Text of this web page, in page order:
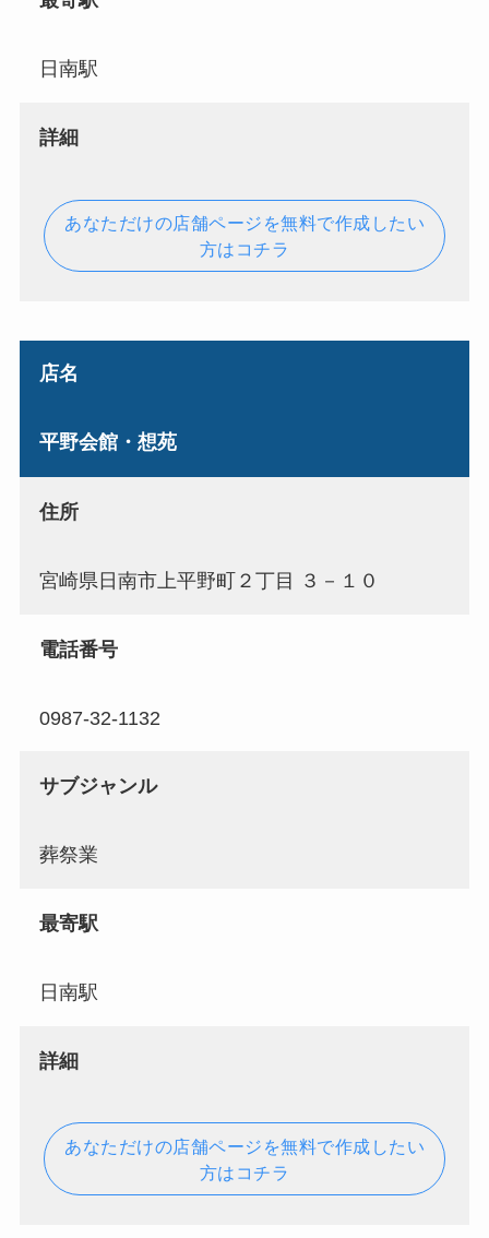
日南駅
詳細
あなただけの店舗ページを無料で作成したい
方はコチラ
店名
平野会館・想苑
住所
宮崎県日南市上平野町２丁目 ３－１０
電話番号
0987-32-1132
サブジャンル
葬祭業
最寄駅
日南駅
詳細
あなただけの店舗ページを無料で作成したい
方はコチラ